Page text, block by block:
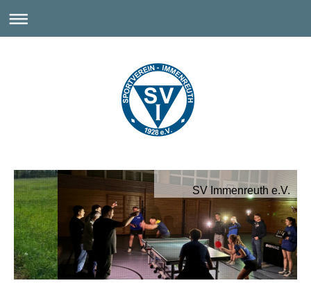
SV Immenreuth e.V.